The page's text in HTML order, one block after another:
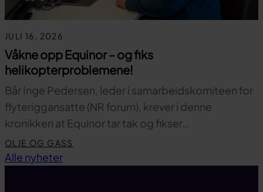
JULI 16, 2026
Våkne opp Equinor – og fiks
helikopterproblemene!
Bår Inge Pedersen, leder i samarbeidskomiteen for
flyteriggansatte (NR forum), krever i denne
kronikken at Equinor tar tak og fikser…
OLJE OG GASS
Alle nyheter